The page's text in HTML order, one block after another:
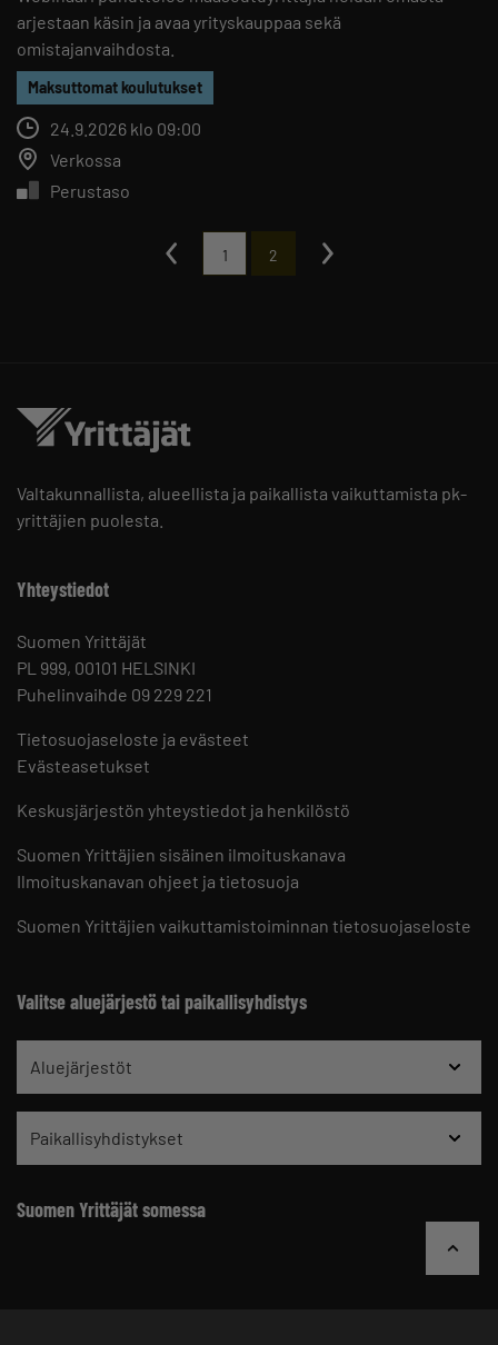
arjestaan käsin ja avaa yrityskauppaa sekä
omistajanvaihdosta.
Maksuttomat koulutukset
24.9.2026 klo 09:00
Verkossa
Perustaso
1 2
Valtakunnallista, alueellista ja paikallista vaikuttamista pk-
yrittäjien puolesta.
Yhteystiedot
Suomen Yrittäjät
PL 999, 00101 HELSINKI
Puhelinvaihde 09 229 221
Tietosuojaseloste ja evästeet
Evästeasetukset
Keskusjärjestön yhteystiedot ja henkilöstö
Suomen Yrittäjien sisäinen ilmoituskanava
Ilmoituskanavan ohjeet ja tietosuoja
Suomen Yrittäjien vaikuttamistoiminnan tietosuojaseloste
Valitse aluejärjestö tai paikallisyhdistys
Aluejärjestöt
Paikallisyhdistykset
Suomen Yrittäjät somessa